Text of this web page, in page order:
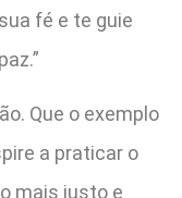
fé e te guie
Que o exemplo
a praticar o
mais justo e